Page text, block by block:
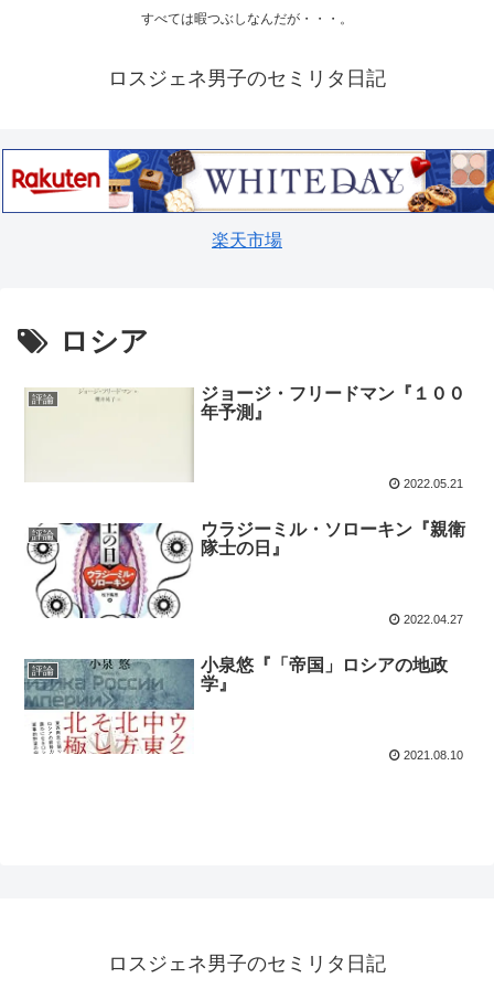
すべては暇つぶしなんだが・・・。
ロスジェネ男子のセミリタ日記
楽天市場
ロシア
評論
ジョージ・フリードマン『１００
年予測』
2022.05.21
評論
ウラジーミル・ソローキン『親衛
隊士の日』
2022.04.27
評論
小泉悠『「帝国」ロシアの地政
学』
2021.08.10
ロスジェネ男子のセミリタ日記